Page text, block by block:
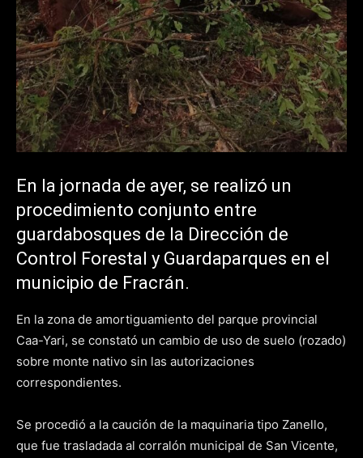
En la jornada de ayer, se realizó un
procedimiento conjunto entre
guardabosques de la Dirección de
Control Forestal y Guardaparques en el
municipio de Fracrán.
En la zona de amortiguamiento del parque provincial
Caa-Yari, se constató un cambio de uso de suelo (rozado)
sobre monte nativo sin las autorizaciones
correspondientes.
Se procedió a la caución de la maquinaria tipo Zanello,
que fue trasladada al corralón municipal de San Vicente,